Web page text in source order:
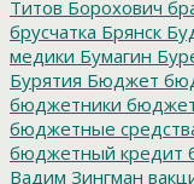
Титов Борохович
брусчатка Брянск
медики Бумагин
Бурятия Бюджет
бюджетники
бюджетные
бюджетный кредит
Вадим Зингман